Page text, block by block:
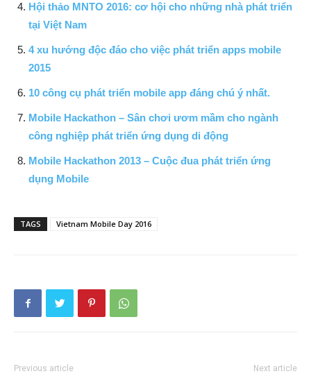
Hội thảo MNTO 2016: cơ hội cho những nhà phát triển
tại Việt Nam
4 xu hướng độc đáo cho việc phát triển apps mobile
2015
10 công cụ phát triển mobile app đáng chú ý nhất.
Mobile Hackathon – Sân chơi ươm mầm cho ngành
công nghiệp phát triển ứng dụng di động
Mobile Hackathon 2013 – Cuộc đua phát triển ứng
dụng Mobile
TAGS Vietnam Mobile Day 2016
Previous article Next article